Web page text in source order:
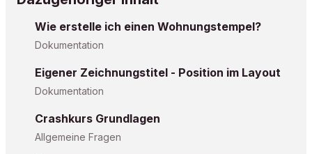
Wie erstelle ich einen Wohnungstempel?
Dokumentation
Eigener Zeichnungstitel - Position im Layout
Dokumentation
Crashkurs Grundlagen
Allgemeine Fragen